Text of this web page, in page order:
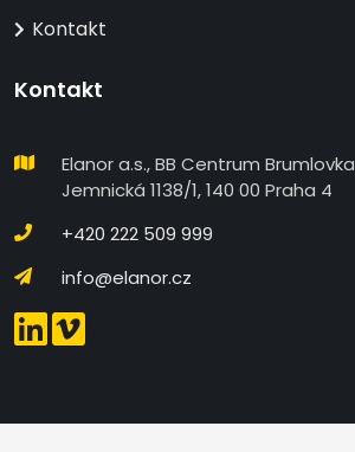
Kontakt
Kontakt
Elanor a.s., BB Centrum Brumlovka
Jemnická 1138/1, 140 00 Praha 4
+420 222 509 999
info@elanor.cz